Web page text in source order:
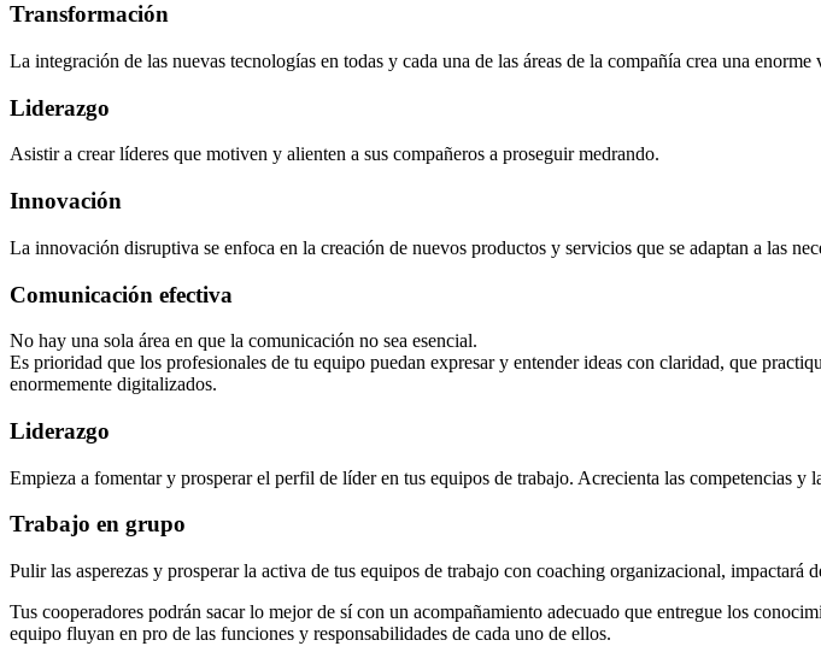
Transformación
La integración de las nuevas tecnologías en todas y cada una de las áreas de la compañía crea una
Liderazgo
Asistir a crear líderes que motiven y alienten a sus compañeros a proseguir medrando.
Innovación
La innovación disruptiva se enfoca en la creación de nuevos productos y servicios que se adaptan a las
Comunicación efectiva
No hay una sola área en que la comunicación no sea esencial.
Es prioridad que los profesionales de tu equipo puedan expresar y entender ideas con claridad, que
enormemente digitalizados.
Liderazgo
Empieza a fomentar y prosperar el perfil de líder en tus equipos de trabajo. Acrecienta las competencias
Trabajo en grupo
Pulir las asperezas y prosperar la activa de tus equipos de trabajo con coaching organizacional, impactará
Tus cooperadores podrán sacar lo mejor de sí con un acompañamiento adecuado que entregue los
equipo fluyan en pro de las funciones y responsabilidades de cada uno de ellos.